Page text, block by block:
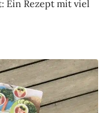
Ein Rezept mit viel